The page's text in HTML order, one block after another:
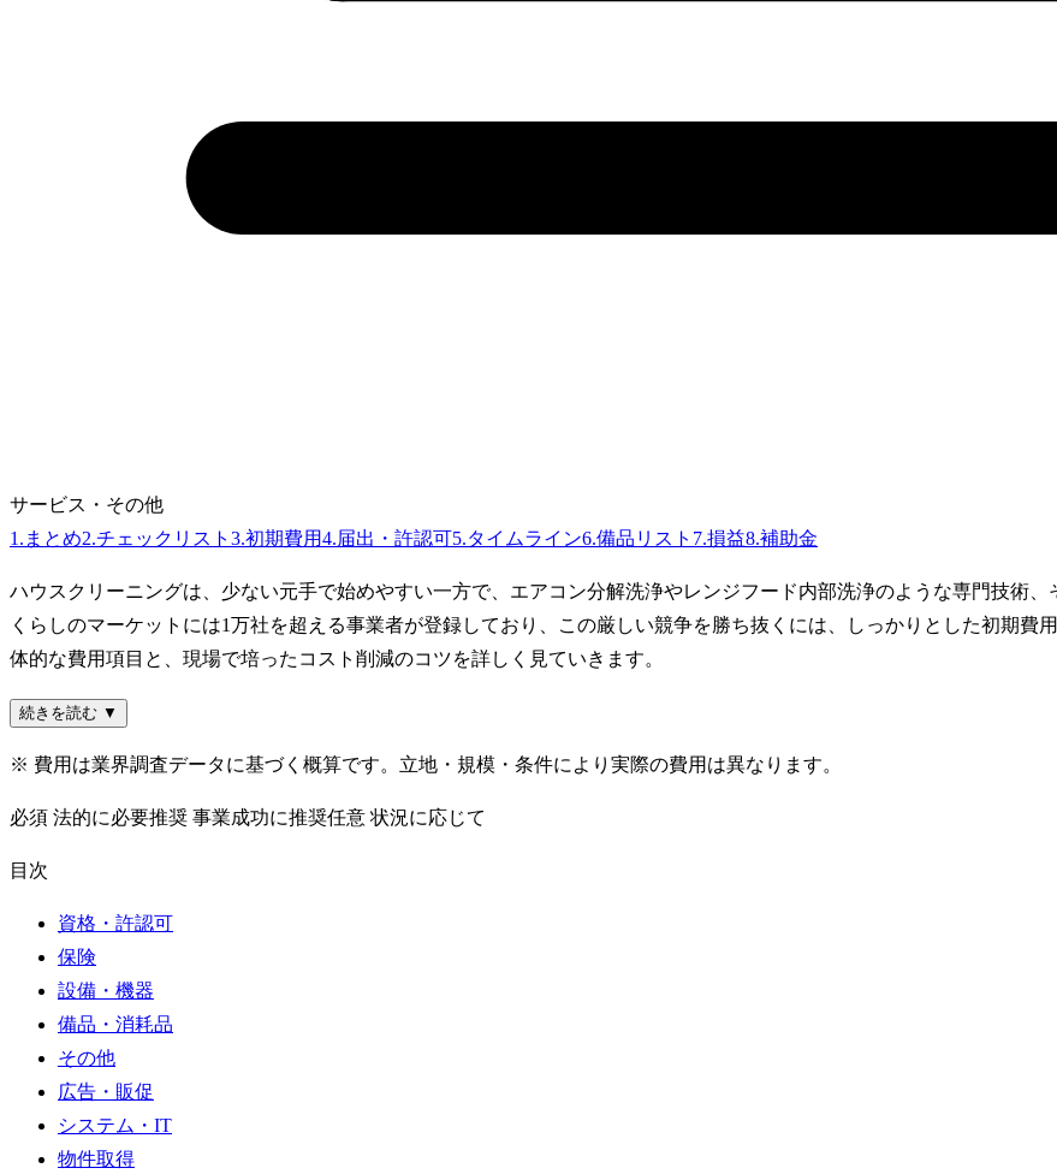
サービス・その他
1 . まとめ2.チェックリスト 3.初期費用4.届出・許認可5.タイムライン6.備品リスト 7.損益8.補助金
ハウスクリーニングは、少ない元手で始めやすい一方で、エアコン分解洗浄やレンジフード内部洗浄のような専門技術
くらしのマーケットには1万社を超える事業者が登録しており、この厳しい競争を勝ち抜くには、しっかりとした初期
体的な費用項目と、現場で培ったコスト削減のコツを詳しく見ていきます。
続きを読む ▼
※ 費用は業界調査データに基づく概算です。立地・規模・条件により実際の費用は異なります。
必須 法的に必要推奨 事業成功に推奨任意 状況に応じて
目次
資格・許認可
保険
設備・機器
備品・消耗品
その他
広告・販促
システム・IT
物件取得